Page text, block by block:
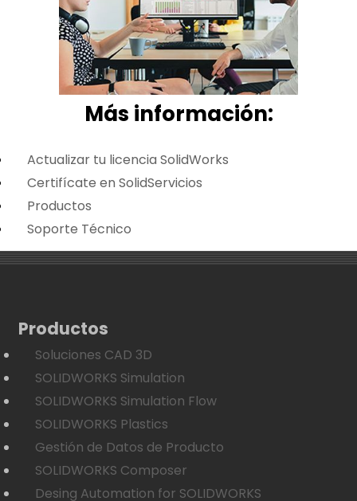
Más información:
Actualizar tu licencia SolidWorks
Certifícate en SolidServicios
Productos
Soporte Técnico
Productos
Soluciones CAD 3D
SOLIDWORKS Simulation
SOLIDWORKS Simulation Flow
SOLIDWORKS Plastics
Gestión de Datos de Producto
SOLIDWORKS Composer
Desing Automation for SOLIDWORKS